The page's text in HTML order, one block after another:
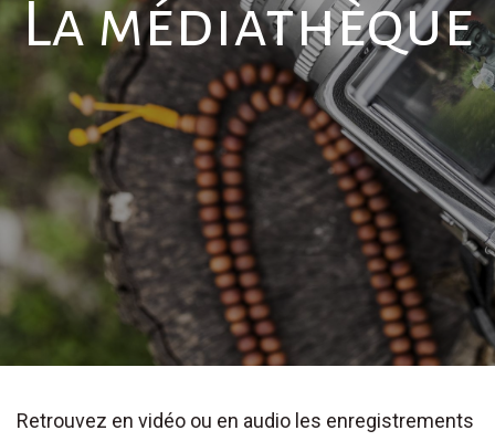
La médiathèque
Retrouvez en vidéo ou en audio les enregistrements